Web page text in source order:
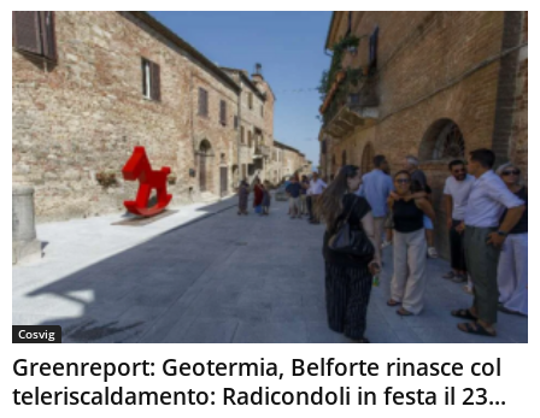
Cosvig
Greenreport: Geotermia, Belforte rinasce col
teleriscaldamento: Radicondoli in festa il 23...